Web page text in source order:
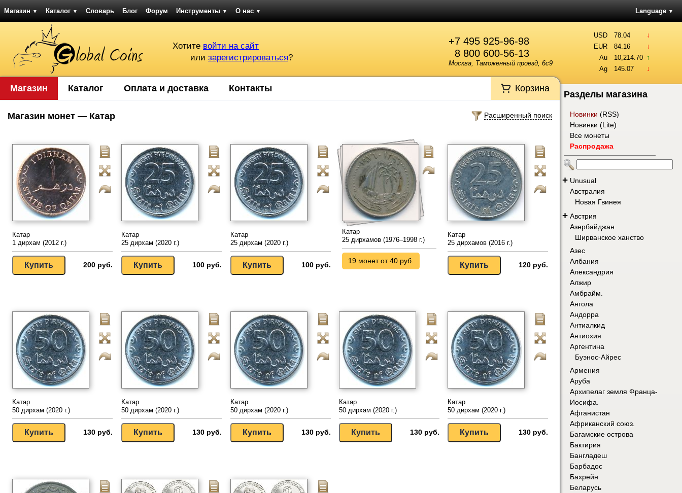
Магазин ▼ Каталог ▼ Словарь Блог Форум Инструменты ▼ О нас ▼ Language ▼
+7 495 925-96-98
8 800 600-56-13
Москва, Таможенный проезд, 6с9
Хотите войти на сайт
или зарегистрироваться?
USD 78.04 ↓
EUR 84.16 ↓
Au 10,214.70 ↑
Ag 145.07 ↓
Магазин Каталог Оплата и доставка Контакты Корзина
Расширенный поиск
Магазин монет — Катар
Катар
1 дирхам (2012 г.)
200 руб.
Катар
25 дирхам (2020 г.)
100 руб.
Катар
25 дирхам (2020 г.)
100 руб.
Катар
25 дирхамов (1976–1998 г.)
19 монет от 40 руб.
Катар
25 дирхамов (2016 г.)
120 руб.
Катар
50 дирхам (2020 г.)
130 руб.
Катар
50 дирхам (2020 г.)
130 руб.
Катар
50 дирхам (2020 г.)
130 руб.
Катар
50 дирхам (2020 г.)
130 руб.
Катар
50 дирхам (2020 г.)
130 руб.
Разделы магазина
Новинки (RSS)
Новинки (Lite)
Все монеты
Распродажа
+ Unusual
Австралия
Новая Гвинея
+ Австрия
Азербайджан
Ширванское ханство
Азес
Албания
Александрия
Алжир
Амбрайм.
Ангола
Андорра
Антиалкид
Антиохия
Аргентина
Буэнос-Айрес
Армения
Аруба
Архипелаг земля Франца-
Иосифа.
Афганистан
Африканский союз.
Багамские острова
Бактирия
Бангладеш
Барбадос
Бахрейн
Беларусь